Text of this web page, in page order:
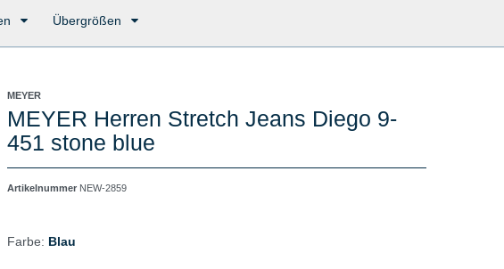
Übergrößen
MEYER
MEYER Herren Stretch Jeans Diego 9-
451 stone blue
Artikelnummer NEW-2859
Farbe: Blau